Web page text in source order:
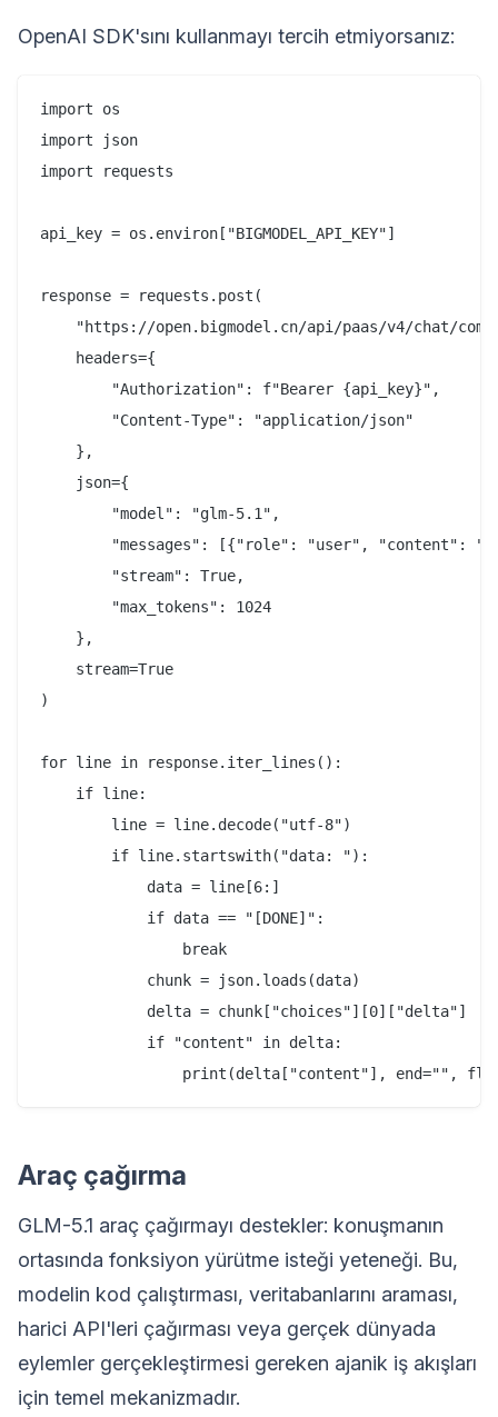
OpenAI SDK'sını kullanmayı tercih etmiyorsanız:
import os
import json
import requests
api_key = os.environ["BIGMODEL_API_KEY"]
response = requests.post(
"https://open.bigmodel.cn/api/paas/v4/chat/
    headers={
        "Authorization": f"Bearer {api_key}",
        "Content-Type": "application/json"
    },
    json={
        "model": "glm-5.1",
"messages": [{"role": "user", "content":
        "stream": True,
        "max_tokens": 1024
    },
    stream=True
)
for line in response.iter_lines():
    if line:
        line = line.decode("utf-8")
        if line.startswith("data: "):
            data = line[6:]
            if data == "[DONE]":
                break
            chunk = json.loads(data)
            delta = chunk["choices"][0]["delta"]
            if "content" in delta:
Araç çağırma
GLM-5.1 araç çağırmayı destekler: konuşmanın
ortasında fonksiyon yürütme isteği yeteneği. Bu,
modelin kod çalıştırması, veritabanlarını araması,
harici API'leri çağırması veya gerçek dünyada
eylemler gerçekleştirmesi gereken ajanik iş akışları
için temel mekanizmadır.